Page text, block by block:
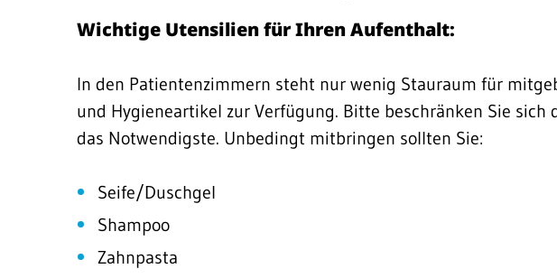
Wichtige Utensilien für Ihren Aufenthalt:
In den Patientenzimmern steht nur wenig Stauraum für
und Hygieneartikel zur Verfügung. Bitte beschränken Sie sich
das Notwendigste. Unbedingt mitbringen sollten Sie:
Seife/Duschgel
Shampoo
Zahnpasta